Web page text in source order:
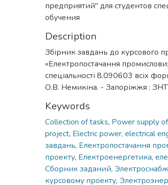
предприятий" для студентов
обучения
Description
Збірник завдань до курсового
«Електропостачання
спеціальності 8.090603 всіх
О.В. Немикіна. - Запоріжжя :
Keywords
Сollection of tasks, Power supply
project, Electric power, electrical
завдань, Електропостачання
проекту, Електроенергетика,
Сборник заданий,
курсовому проекту,